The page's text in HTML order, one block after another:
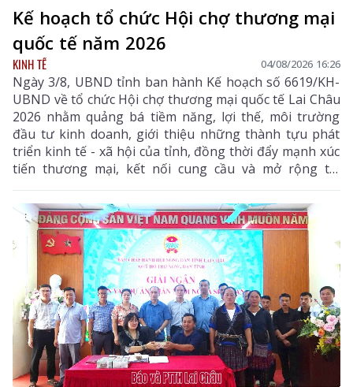
Kế hoạch tổ chức Hội chợ thương mại
quốc tế năm 2026
KINH TẾ 04/08/2026 16:26
Ngày 3/8, UBND tỉnh ban hành Kế hoạch số 6619/KH-
UBND về tổ chức Hội chợ thương mại quốc tế Lai Châu
2026 nhằm quảng bá tiềm năng, lợi thế, môi trường
đầu tư kinh doanh, giới thiệu những thành tựu phát
triển kinh tế - xã hội của tỉnh, đồng thời đẩy mạnh xúc
tiến thương mại, kết nối cung cầu và mở rộng thị
trường tiêu thụ cho các sản phẩm đặc hữu, sản phẩm
OCOP và các mặt hàng có tiềm năng xuất khẩu của địa
phương.